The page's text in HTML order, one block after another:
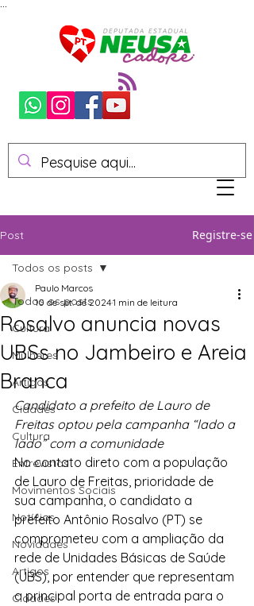
Post Registre-se
Todos os posts
Cultura
Mulheres
Artigos
Cidades
Cultura
Entrevistas
Movimentos Sociais
Notícias
Novidades
Artigos
Cidades
Todos os posts
Rosalvo anuncia novas
UBSs no Jambeiro e Areia
Branca
Paulo Marcos
10 de set. de 20241 min de leitura
Candidato a prefeito de Lauro de
Freitas optou pela campanha “lado a
lado” com a comunidade
No contato direto com a população
de Lauro de Freitas, prioridade de
sua campanha, o candidato a
prefeito Antônio Rosalvo (PT) se
comprometeu com a ampliação da
rede de Unidades Básicas de Saúde
(UBS), por entender que representam
a principal porta de entrada para o